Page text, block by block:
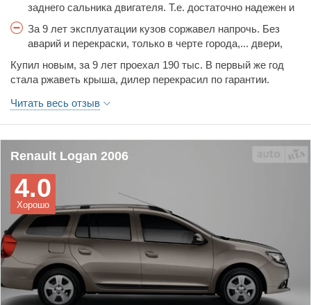
заднего сальника двигателя. Т.е. достаточно надежен и
За 9 лет эксплуатации кузов соржавел напрочь. Без
аварий и перекраски, только в черте города,... двери,
Купил новым, за 9 лет проехал 190 тыс. В первый же год
стала ржаветь крыша, дилер перекрасил по гарантии.
Уже было стыдно на таком кататься по городу. А так ездил
бы и ездил ещё.
Читать весь отзыв
Renault Logan 2006
Хорошо
4.0